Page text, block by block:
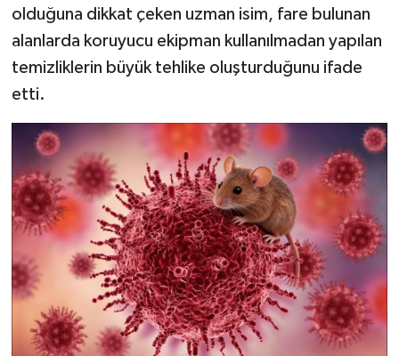
olduğuna dikkat çeken uzman isim, fare bulunan
alanlarda koruyucu ekipman kullanılmadan yapılan
temizliklerin büyük tehlike oluşturduğunu ifade
etti.